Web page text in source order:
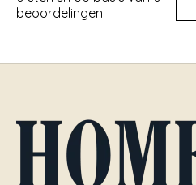
beoordelingen